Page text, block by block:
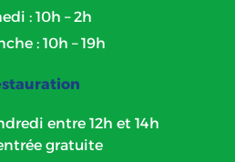
: 10h – 2h
: 10h – 19h
entre 12h et 14h
gratuite